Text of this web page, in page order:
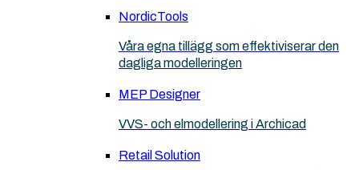
NordicTools
Våra egna tillägg som effektiviserar den
dagliga modelleringen
MEP Designer
VVS- och elmodellering i Archicad
Retail Solution